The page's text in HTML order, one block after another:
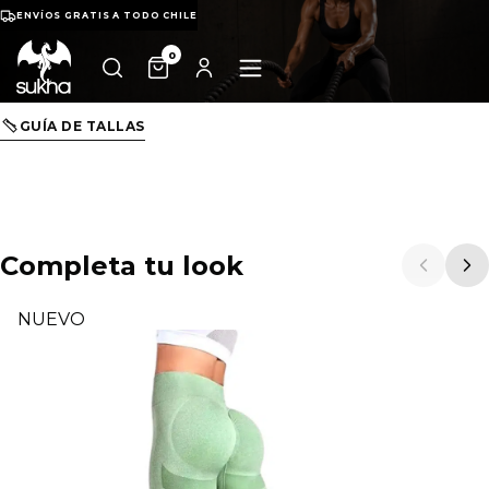
ENVÍOS GRATIS A TODO CHILE
0
GUÍA DE TALLAS
Completa tu look
NUEVO